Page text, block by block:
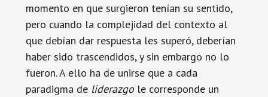
momento en que surgieron tenían su sentido,
pero cuando la complejidad del contexto al
que debían dar respuesta les superó, deberían
haber sido trascendidos, y sin embargo no lo
fueron. A ello ha de unirse que a cada
paradigma de liderazgole corresponde un